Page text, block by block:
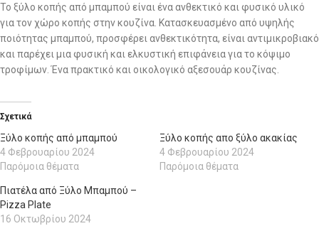
Το ξύλο κοπής από μπαμπού είναι ένα ανθεκτικό και φυσικό υλικό
για τον χώρο κοπής στην κουζίνα. Κατασκευασμένο από υψηλής
ποιότητας μπαμπού, προσφέρει ανθεκτικότητα, είναι αντιμικροβιακό
και παρέχει μια φυσική και ελκυστική επιφάνεια για το κόψιμο
τροφίμων. Ένα πρακτικό και οικολογικό αξεσουάρ κουζίνας.
Σχετικά
Ξύλο κοπής από μπαμπού
4 Φεβρουαρίου 2024
Παρόμοια θέματα
Ξύλο κοπής απο ξύλο ακακίας
4 Φεβρουαρίου 2024
Παρόμοια θέματα
Πιατέλα από Ξύλο Μπαμπού –
Pizza Plate
16 Οκτωβρίου 2024